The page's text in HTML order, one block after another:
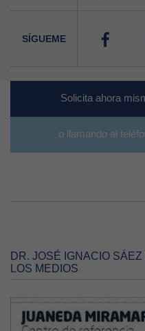
SÍGUEME
Solicita ahora
o llamando al
DR. JOSÉ IGNACIO
LOS MEDIOS